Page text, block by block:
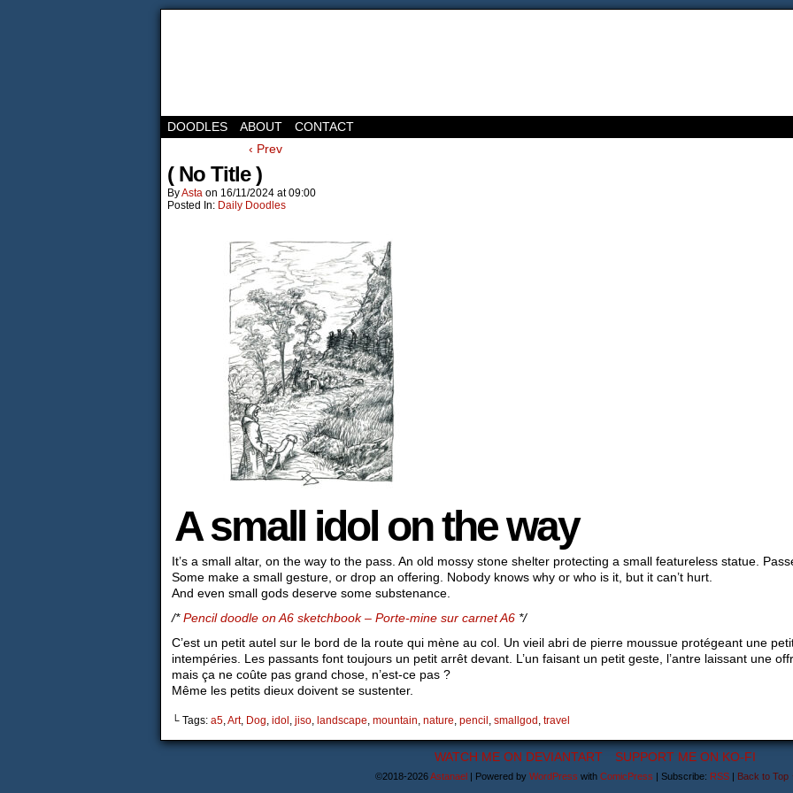
DOODLES ABOUT
CONTACT
‹ Prev
( No Title )
ByAsta on 16/11/2024 at09:00
Posted In: Daily Doodles
A small idol on the way
It’s a small altar, on the way to the pass. An old mossy stone shelter protecting a small featureless statue.
Some make a small gesture, or drop an offering. Nobody knows why or who is it, but it can’t hurt.
And even small gods deserve some substenance.
/*Pencil doodle on A6 sketchbook – Porte-mine sur carnet A6 */
C’est un petit autel sur le bord de la route qui mène au col. Un vieil abri de pierre moussue protégeant une
intempéries. Les passants font toujours un petit arrêt devant. L’un faisant un petit geste, l’antre laissant une
mais ça ne coûte pas grand chose, n’est-ce pas ?
Même les petits dieux doivent se sustenter.
└ Tags: a5,Art, Dog, idol , jiso, landscape, mountain, nature, pencil , smallgod , travel
WATCH ME ON DEVIANTART SUPPORT ME ON KO-FI
©2018-2026Astanael | Powered by WordPress with ComicPress | Subscribe: RSS | Back to Top